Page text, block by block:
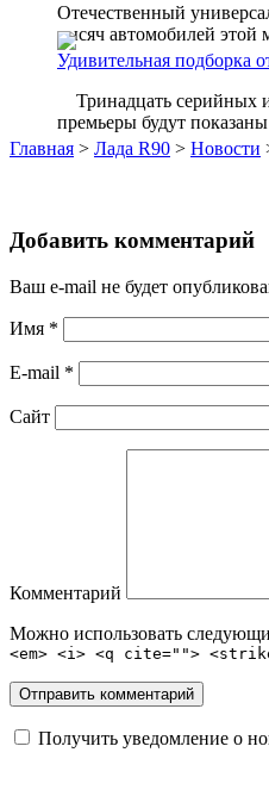
Отечественный
тысяч автомобилей этой
Удивительная подборка
Тринадцать серийных
премьеры будут
Главная > Лада R90 > Новости
Добавить комментарий
Ваш e-mail не будет
Имя *
E-mail *
Сайт
Комментарий
Можно использовать
<em> <i> <q cite="">
Получить уведомление о